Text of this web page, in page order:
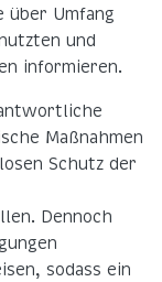
über Umfang
und
informieren.
Maßnahmen
Schutz der
Dennoch
sodass ein